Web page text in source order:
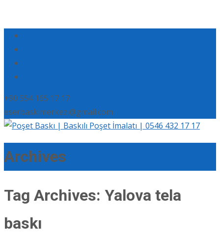
+90 554 165 17 17
eserbaskimerkezi@gmail.com
Archives
Tag Archives: Yalova tela
baskı